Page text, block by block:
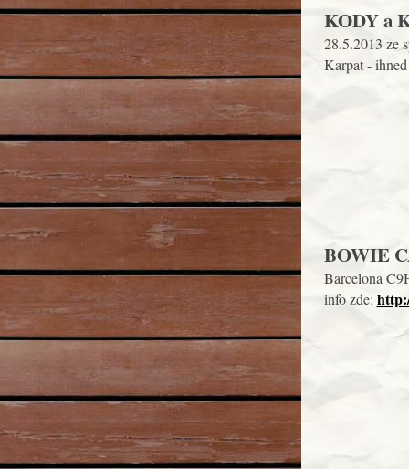
KODY a
28.5.2013 ze
Karpat -
BOWIE
Barcelona
info zde: